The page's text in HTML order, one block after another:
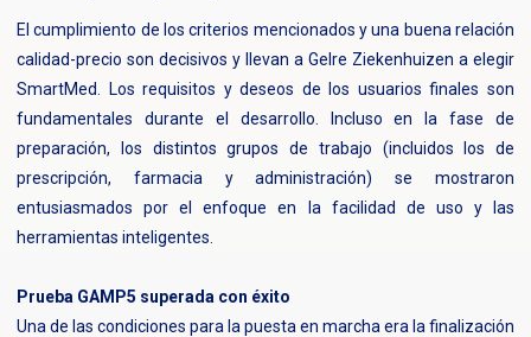
El cumplimiento de los criterios mencionados y una buena relación
calidad-precio son decisivos y llevan a Gelre Ziekenhuizen a elegir
SmartMed. Los requisitos y deseos de los usuarios finales son
fundamentales durante el desarrollo. Incluso en la fase de
preparación, los distintos grupos de trabajo (incluidos los de
prescripción, farmacia y administración) se mostraron
entusiasmados por el enfoque en la facilidad de uso y las
herramientas inteligentes.
Prueba GAMP5 superada con éxito
Una de las condiciones para la puesta en marcha era la finalización